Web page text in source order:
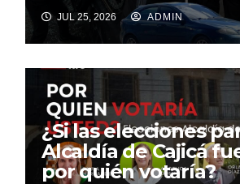
JUL 25, 2026 ADMIN
¿Si las elecciones
Alcaldía de Cajicá
por quién votaría?